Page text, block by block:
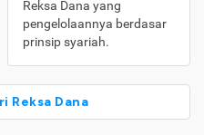
Reksa Dana yang
pengelolaannya berdasar
prinsip syariah.
Reksa Dana